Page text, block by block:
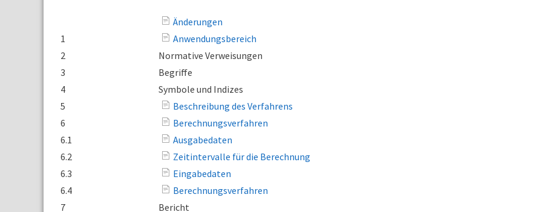
Änderungen
1
Anwendungsbereich
2
Normative Verweisungen
3
Begriffe
4
Symbole und Indizes
5
Beschreibung des Verfahrens
6
Berechnungsverfahren
6.1
Ausgabedaten
6.2
Zeitintervalle für die Berechnung
6.3
Eingabedaten
6.4
Berechnungsverfahren
7
Bericht